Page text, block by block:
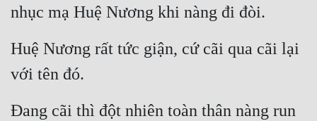
nhục mạ Huệ Nương khi nàng đi đòi.
Huệ Nương rất tức giận, cứ cãi qua cãi lại
với tên đó.
Đang cãi thì đột nhiên toàn thân nàng run